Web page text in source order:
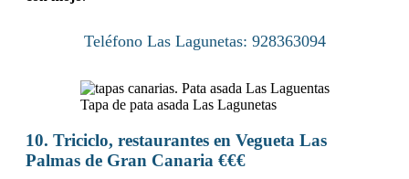
Teléfono Las Lagunetas: 928363094
Tapa de pata asada Las Lagunetas
10. Triciclo, restaurantes en Vegueta Las
Palmas de Gran Canaria €€€